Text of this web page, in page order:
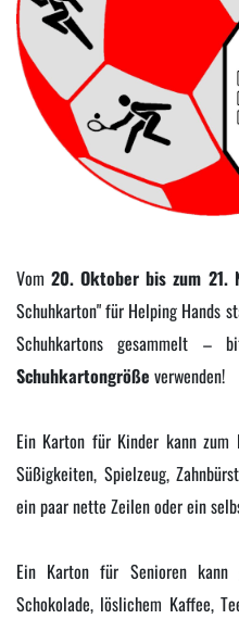
Vom20. Oktober bis zum 21.
Schuhkarton" für Helping Hands
Schuhkartons gesammelt –
Schuhkartongröße verwenden!
Ein Karton für Kinder kann zum
Süßigkeiten, Spielzeug,
ein paar nette Zeilen oder ein
Ein Karton für Senioren
Schokolade, löslichem Kaffee,